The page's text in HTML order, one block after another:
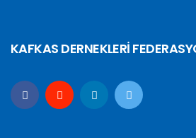
KAFKAS DERNEKLERİ